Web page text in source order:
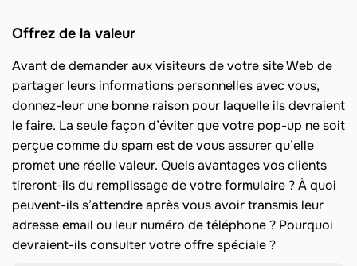
Offrez de la valeur
Avant de demander aux visiteurs de votre site Web de
partager leurs informations personnelles avec vous,
donnez-leur une bonne raison pour laquelle ils devraient
le faire. La seule façon d’éviter que votre pop-up ne soit
perçue comme du spam est de vous assurer qu’elle
promet une réelle valeur. Quels avantages vos clients
tireront-ils du remplissage de votre formulaire ? À quoi
peuvent-ils s’attendre après vous avoir transmis leur
adresse email ou leur numéro de téléphone ? Pourquoi
devraient-ils consulter votre offre spéciale ?